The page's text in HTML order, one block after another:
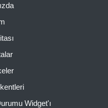
Widget'ı